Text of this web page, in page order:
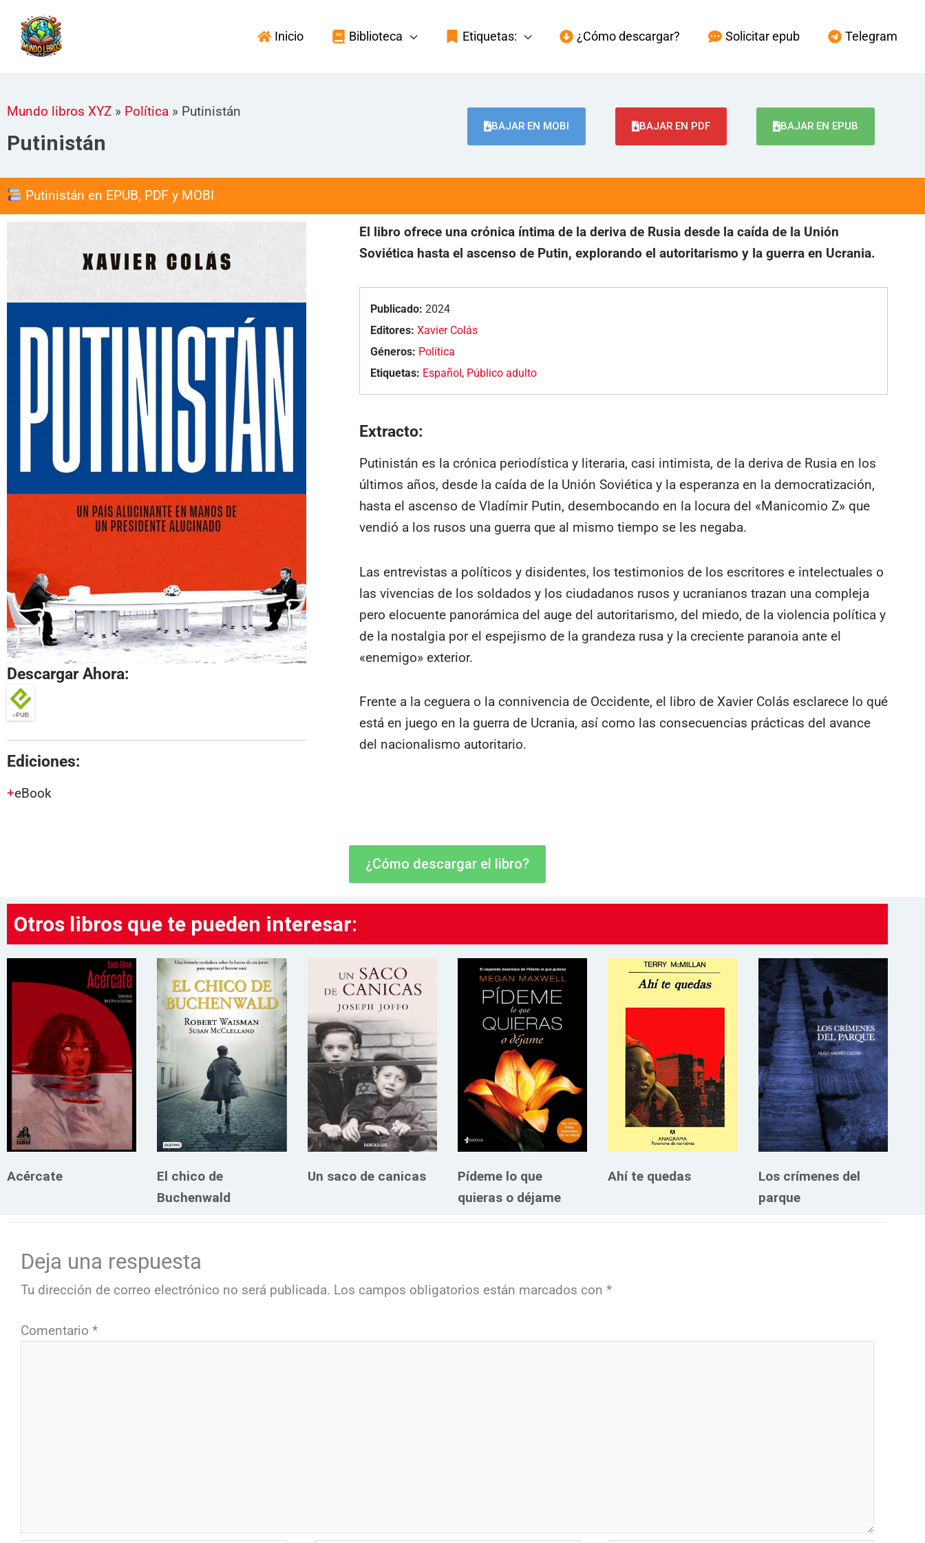
contenido
Inicio Biblioteca Etiquetas: ¿Cómo descargar? Solicitar epub Telegram
Mundo libros XYZ » Política » Putinistán
Putinistán
BAJAR EN MOBI BAJAR EN PDF BAJAR EN EPUB
Putinistán en EPUB, PDF y MOBI
Descargar Ahora:
Ediciones:
eBook
El libro ofrece una crónica íntima de la deriva de Rusia desde la caída de la Unión
Soviética hasta el ascenso de Putin, explorando el autoritarismo y la guerra en Ucrania.
Publicado: 2024
Editores: Xavier Colás
Géneros: Política
Etiquetas: Español, Público adulto
Extracto:
Putinistán es la crónica periodística y literaria, casi intimista, de la deriva de Rusia en los
últimos años, desde la caída de la Unión Soviética y la esperanza en la democratización,
hasta el ascenso de Vladímir Putin, desembocando en la locura del «Manicomio Z» que
vendió a los rusos una guerra que al mismo tiempo se les negaba.
Las entrevistas a políticos y disidentes, los testimonios de los escritores e intelectuales o
las vivencias de los soldados y los ciudadanos rusos y ucranianos trazan una compleja
pero elocuente panorámica del auge del autoritarismo, del miedo, de la violencia política y
de la nostalgia por el espejismo de la grandeza rusa y la creciente paranoia ante el
«enemigo» exterior.
Frente a la ceguera o la connivencia de Occidente, el libro de Xavier Colás esclarece lo qué
está en juego en la guerra de Ucrania, así como las consecuencias prácticas del avance
del nacionalismo autoritario.
¿Cómo descargar el libro?
Otros libros que te pueden interesar:
Acércate
El chico de
Buchenwald
Un saco de canicas
Pídeme lo que
quieras o déjame
Ahí te quedas
Los crímenes del
parque
Deja una respuesta
Tu dirección de correo electrónico no será publicada. Los campos obligatorios están marcados con *
Comentario *